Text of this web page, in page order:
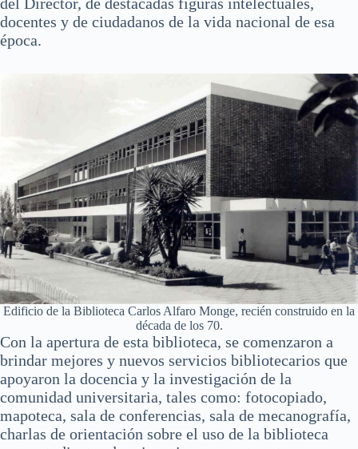
docentes y de ciudadanos de la vida nacional de esa
época.
Edificio de la Biblioteca Carlos Alfaro Monge, recién construido en la
década de los 70.
Con la apertura de esta biblioteca, se comenzaron a
brindar mejores y nuevos servicios bibliotecarios que
apoyaron la docencia y la investigación de la
comunidad universitaria, tales como: fotocopiado,
mapoteca, sala de conferencias, sala de mecanografía,
charlas de orientación sobre el uso de la biblioteca